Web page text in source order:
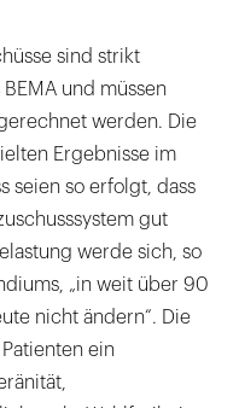
sind strikt
und müssen
werden. Die
Ergebnisse im
seien so erfolgt, dass
gut
werde sich, so
„in weit über 90
nicht ändern“. Die
ein